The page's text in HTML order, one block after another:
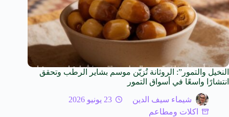
النخيل والتمور”: الروثانة تُزيّن موسم بشاير الرطب وتحقق
انتشارًا واسعًا في أسواق التمور
شيماء سيف الدين
23 يونيو 2026
اكلات ومطاعم